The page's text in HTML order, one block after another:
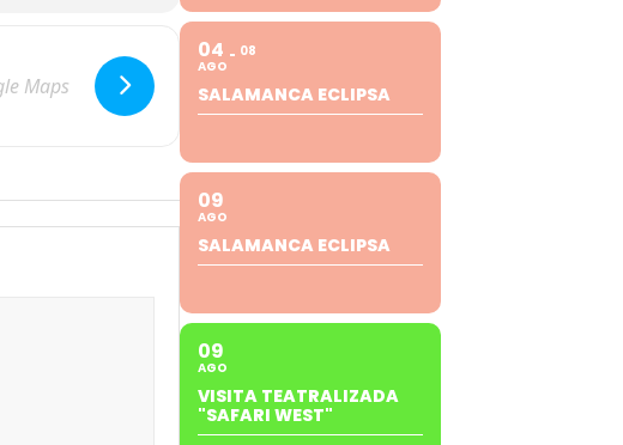
04
AGO
08
SALAMANCA ECLIPSA
09
AGO
SALAMANCA ECLIPSA
09
AGO
VISITA TEATRALIZADA
"SAFARI WEST"